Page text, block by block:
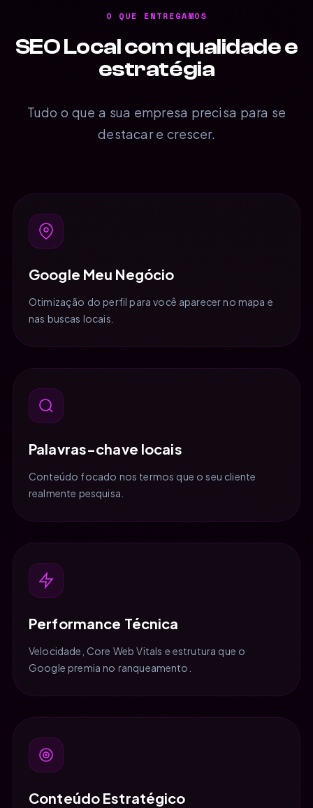
O QUE ENTREGAMOS
SEO Local com qualidade e
estratégia
Tudo o que a sua empresa precisa para se
destacar e crescer.
Google Meu Negócio
Otimização do perfil para você aparecer no mapa e
nas buscas locais.
Palavras-chave locais
Conteúdo focado nos termos que o seu cliente
realmente pesquisa.
Performance Técnica
Velocidade, Core Web Vitals e estrutura que o
Google premia no ranqueamento.
Conteúdo Estratégico